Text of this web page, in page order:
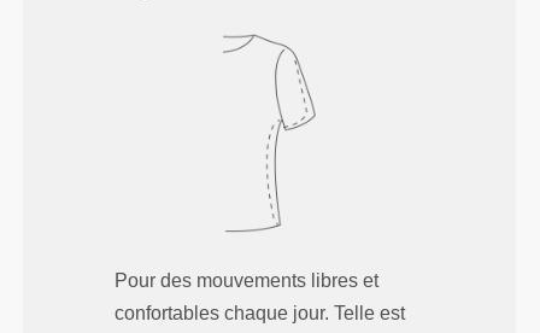
Pour des mouvements libres et
confortables chaque jour. Telle est